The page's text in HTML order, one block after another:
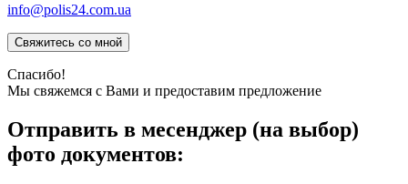
info@polis24.com.ua
Спасибо!
Мы свяжемся с Вами и предоставим предложение
Отправить в месенджер (на выбор)
фото документов: